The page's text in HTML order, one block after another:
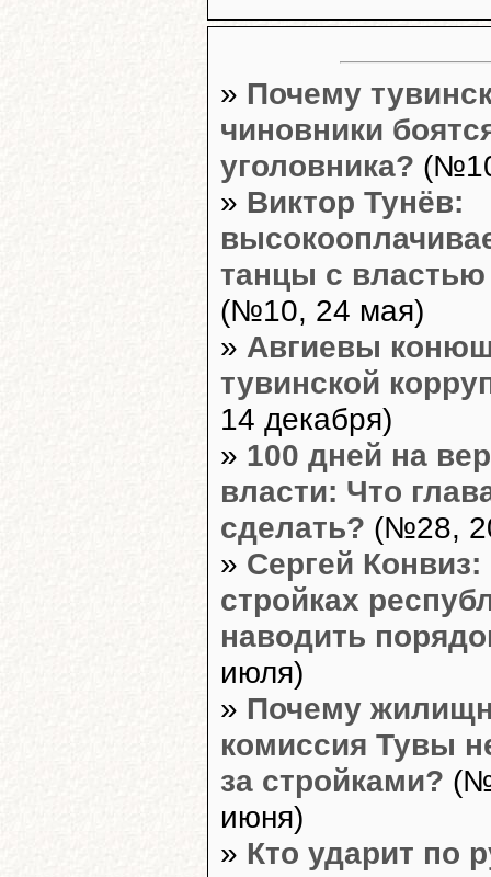
» Почему
чиновники
уголовника?
» Виктор Тунёв:
танцы с
(№10, 24 мая)
» Авгиевы
тувинской
14 декабря)
» 100 дней на
власти: Что
сделать? (№28,
» Сергей Конвиз:
стройках
наводить
июля)
» Почему
комиссия Тувы
за стройками?
июня)
» Кто ударит по